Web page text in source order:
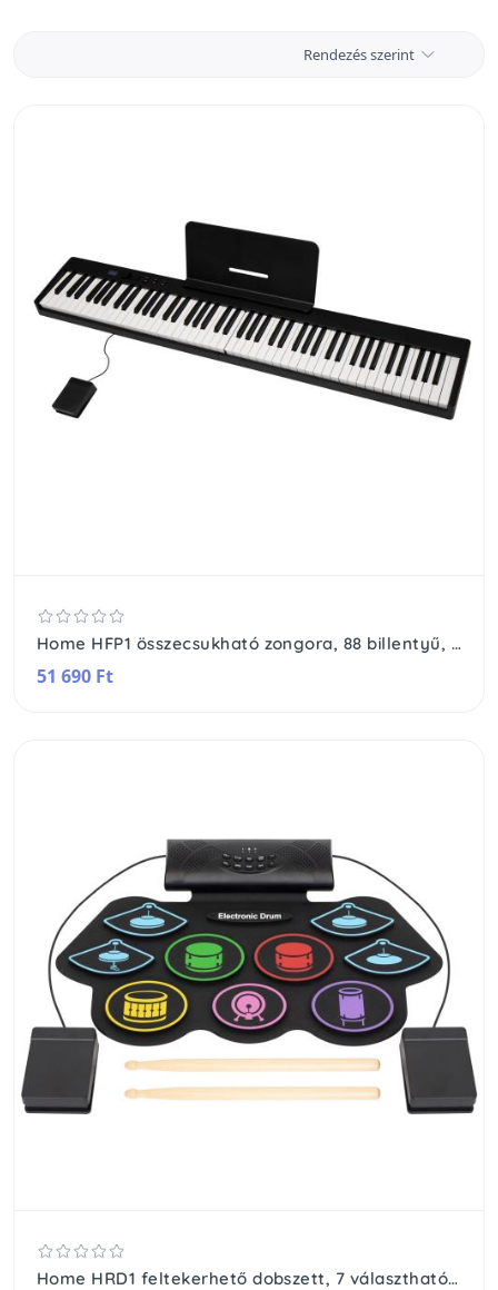
Rendezés szerint
Home HFP1 összecsukható zongora, 88 billentyű, 128 választható hangszín és ritmus, 20 demó dal, beépített sztereó hangszóró, LCD kijelző, Bluetooth kompatibilis
51 690 Ft
Home HRD1 feltekerhető dobszett, 7 választható ritmus és 10 demó dal, dobolás felvétele és visszajátszása, Bluetooth funkció